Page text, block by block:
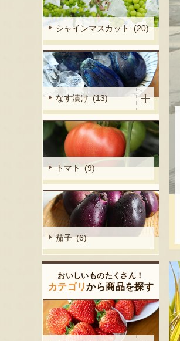
シャインマスカット (20)
なす漬け (13)
トマト (9)
茄子 (6)
おいしいものたくさん！
カテゴリから商品を探す